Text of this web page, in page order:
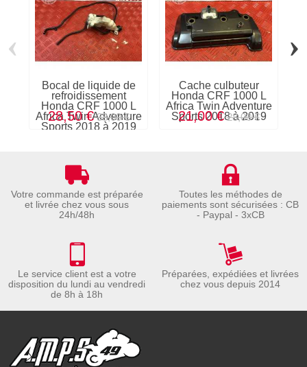
Bocal de liquide de
refroidissement
Honda CRF 1000 L
Africa Twin Adventure
Sports 2018 à 2019
28,50 € 38,00 €
Cache culbuteur
Honda CRF 1000 L
Africa Twin Adventure
Sports 2018 à 2019
21,00 € 28,00 €
‹ ›
Votre commande est préparée
et livrée chez vous sous
24h/48h
Toutes les méthodes de
paiements sont sécurisées : CB
- Paypal - 3xCB
Le service client est a votre
disposition du lundi au vendredi
de 8h à 18h
Préparées, expédiées et livrées
chez vous depuis 2014